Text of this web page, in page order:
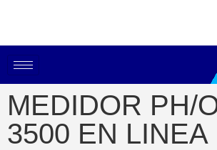
MEDIDOR PH/
3500 EN LINEA